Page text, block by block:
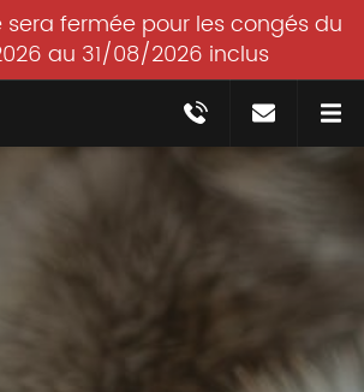
fermée pour les congés du
au 31/08/2026 inclus